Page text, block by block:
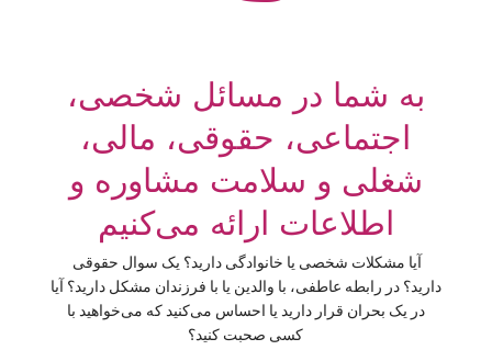
به شما در مسائل شخصی،
اجتماعی، حقوقی، مالی،
شغلی و سلامت مشاوره و
اطلاعات ارائه می‌کنیم
دارید؟ در رابطه عاطفی، با والدین یا با فرزندان مشکل دارید؟ آیا
در یک بحران قرار دارید یا احساس می‌کنید که می‌خواهید با
کسی صحبت کنید؟